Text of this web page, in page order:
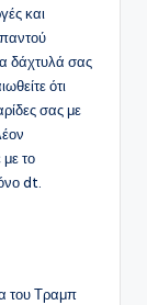
και
δάχτυλά σας
ότι
σας με
το
dt.
του Τραμπ